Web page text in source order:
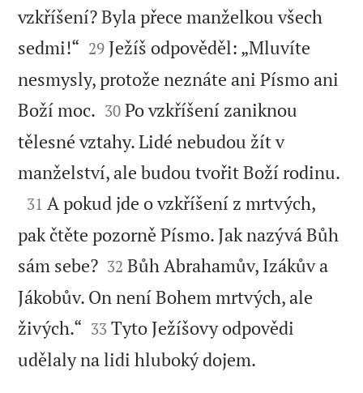
vzkříšení? Byla přece manželkou všech
sedmi!“ 

29 Ježíš odpověděl: „Mluvíte
nesmysly, protože neznáte ani Písmo ani
Boží moc. 

30 Po vzkříšení zaniknou
tělesné vztahy. Lidé nebudou žít v
manželství, ale budou tvořit Boží rodinu.

31 A pokud jde o vzkříšení z mrtvých,
pak čtěte pozorně Písmo. Jak nazývá Bůh
sám sebe?
32 Bůh Abrahamův, Izákův a
Jákobův. On není Bohem mrtvých, ale
živých.“ 

33 Tyto Ježíšovy odpovědi
udělaly na lidi hluboký dojem.